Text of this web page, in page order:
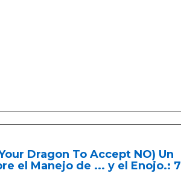
Dragon To Accept NO) Un
el Manejo de ... y el Enojo.: 7